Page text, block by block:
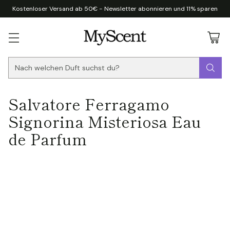
Nach welchen Duft suchst du?
Kostenloser Versand ab 50€ - Newsletter abonnieren und 11% sparen
Salvatore Ferragamo
Signorina Misteriosa Eau
de Parfum